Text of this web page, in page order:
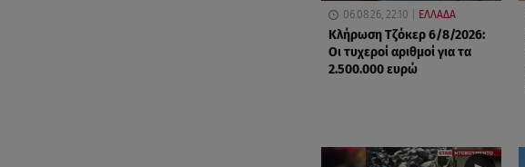
06.08.26, 22:10 ΕΛΛΑΔΑ
Κλήρωση Τζόκερ 6/8/2026:
Οι τυχεροί αριθμοί για τα
2.500.000 ευρώ